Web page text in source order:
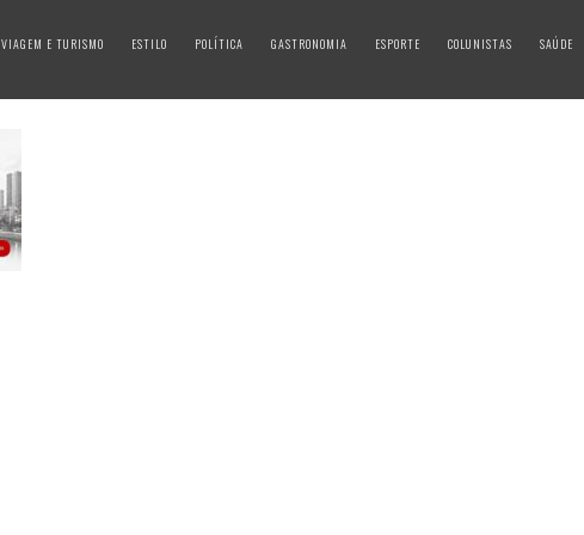
VIAGEM E TURISMO ESTILO POLÍTICA GASTRONOMIA ESPORTE COLUNISTAS SAÚDE